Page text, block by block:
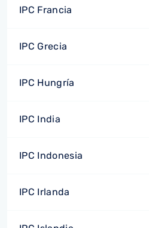
IPC Francia
IPC Grecia
IPC Hungría
IPC India
IPC Indonesia
IPC Irlanda